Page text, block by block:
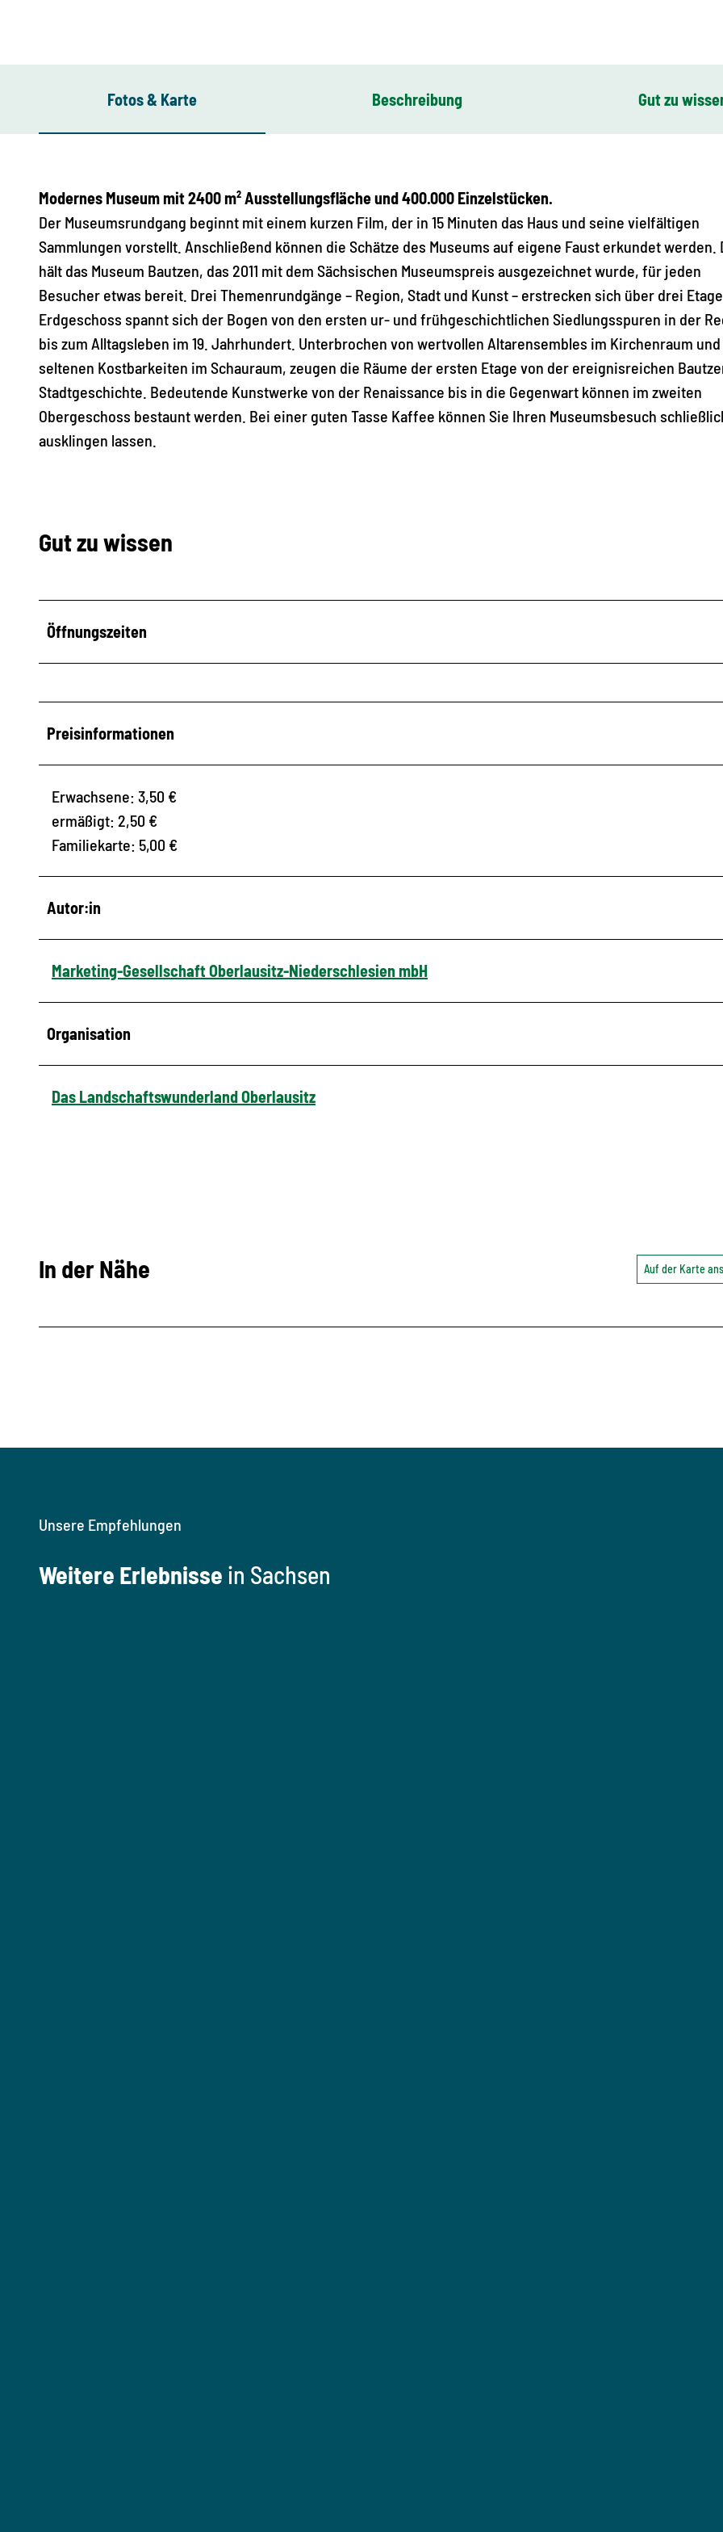
Fotos & Karte Beschreibung Gut zu
Modernes Museum mit 2400 m² Ausstellungsfläche und 400.000 Einzelstücken.
Der Museumsrundgang beginnt mit einem kurzen Film, der in 15 Minuten das Haus und seine vielfältigen
Sammlungen vorstellt. Anschließend können die Schätze des Museums auf eigene Faust erkundet werden.
hält das Museum Bautzen, das 2011 mit dem Sächsischen Museumspreis ausgezeichnet wurde, für jeden
Besucher etwas bereit. Drei Themenrundgänge – Region, Stadt und Kunst – erstrecken sich über drei
Erdgeschoss spannt sich der Bogen von den ersten ur- und frühgeschichtlichen Siedlungsspuren in der
bis zum Alltagsleben im 19. Jahrhundert. Unterbrochen von wertvollen Altarensembles im Kirchenraum und
seltenen Kostbarkeiten im Schauraum, zeugen die Räume der ersten Etage von der ereignisreichen
Stadtgeschichte. Bedeutende Kunstwerke von der Renaissance bis in die Gegenwart können im zweiten
Obergeschoss bestaunt werden. Bei einer guten Tasse Kaffee können Sie Ihren Museumsbesuch
ausklingen lassen.
Gut zu wissen
Öffnungszeiten
Preisinformationen
Erwachsene: 3,50 €
ermäßigt: 2,50 €
Familiekarte: 5,00 €
Autor:in
Marketing-Gesellschaft Oberlausitz-Niederschlesien mbH
Organisation
Das Landschaftswunderland Oberlausitz
In der Nähe Auf der Karte
Unsere Empfehlungen
Weitere Erlebnisse in Sachsen